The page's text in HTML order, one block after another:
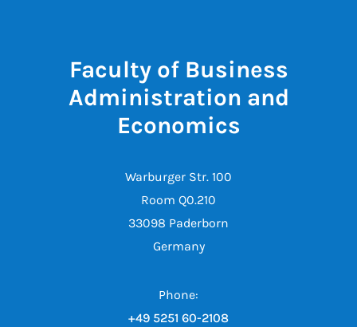
Faculty of Business
Administration and
Economics
Warburger Str. 100
Room Q0.210
33098 Paderborn
Germany
Phone:
+49 5251 60-2108